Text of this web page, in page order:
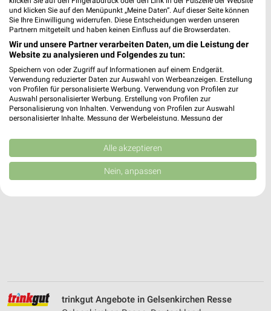
trinkgut
Westerholter Straße 790
45701 Herten
442,38 km
trinkgut Angebote in Gelsenkirchen Resse
und klicken Sie auf den Menüpunkt „Meine Daten“. Auf dieser Seite können
Sie Ihre Einwilligung widerrufen. Diese Entscheidungen werden unseren
Partnern mitgeteilt und haben keinen Einfluss auf die Browserdaten.
Wir und unsere Partner verarbeiten Daten, um die Leistung der
Website zu analysieren und Folgendes zu tun:
Speichern von oder Zugriff auf Informationen auf einem Endgerät.
Verwendung reduzierter Daten zur Auswahl von Werbeanzeigen. Erstellung
von Profilen für personalisierte Werbung. Verwendung von Profilen zur
Auswahl personalisierter Werbung. Erstellung von Profilen zur
Personalisierung von Inhalten. Verwendung von Profilen zur Auswahl
personalisierter Inhalte. Messung der Werbeleistung. Messung der
Kombinationen von Daten aus verschiedenen Quellen. Entwicklung und
Verbesserung der Angebote. Verwendung reduzierter Daten zur Auswahl
von Inhalten.
Daten können außerhalb der Europäischen Union weitergegeben und in die
USA gesendet werden.
Website/App.
Verwendung reduzierter Daten zur Auswahl von
Alle akzeptieren
Nein, anpassen